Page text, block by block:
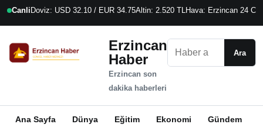
Canli Doviz: USD 32.10 / EUR 34.75Altin: 2.520 TLHava: Erzincan 24 C
Erzincan
Haber
Erzincan son
dakika haberleri
Ara
Ana Sayfa Dünya Eğitim Ekonomi Gündem